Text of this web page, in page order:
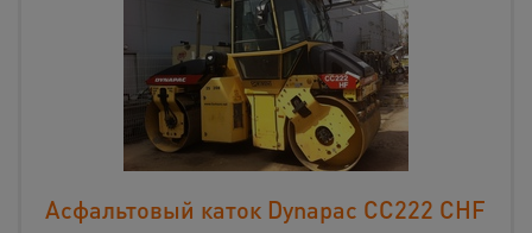
Асфальтовый каток Dynapac CС222 CHF